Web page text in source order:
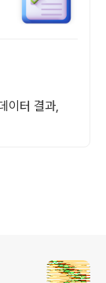
이터 결과,